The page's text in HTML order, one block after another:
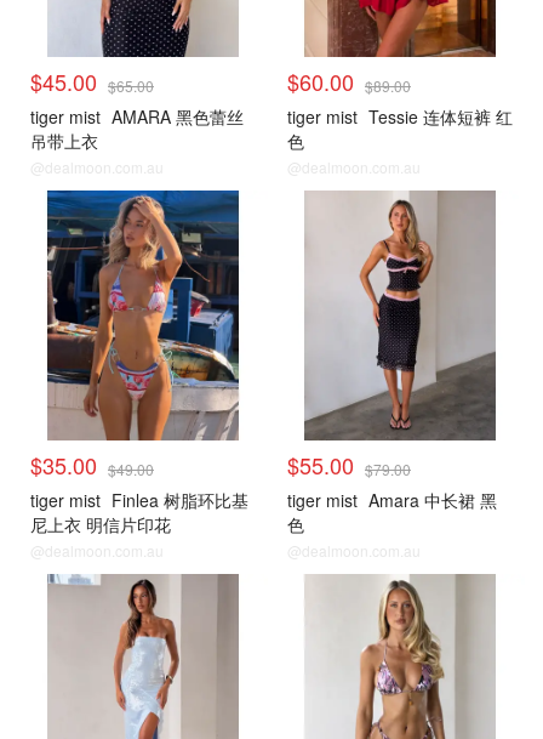
$45.00 $65.00
tiger mist AMARA 黑色蕾丝
吊带上衣
@dealmoon.com.au
$60.00 $89.00
tiger mist Tessie 连体短裤 红
色
@dealmoon.com.au
$35.00 $49.00
tiger mist Finlea 树脂环比基
尼上衣 明信片印花
@dealmoon.com.au
$55.00 $79.00
tiger mist Amara 中长裙 黑
色
@dealmoon.com.au